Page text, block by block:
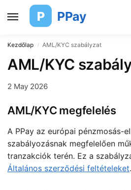
P PPay
Kezdőlap / AML/KYC szabályzat
AML/KYC
2 May 2026
AML/KYC megfelelés
A PPay az európai pénzmosás-
szabályozásnak megfelelően
tranzakciók terén. Ez a
Általános szerződési feltételeket.